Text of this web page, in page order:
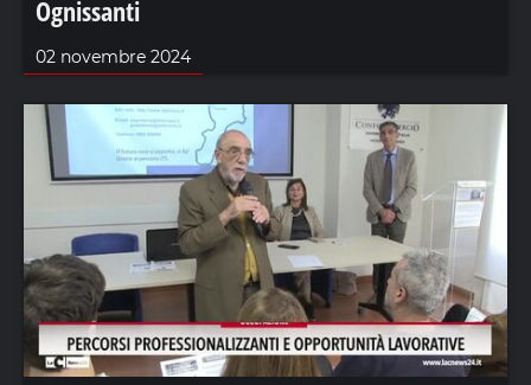
Ognissanti
02 novembre 2024